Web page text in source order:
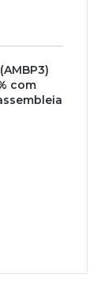
com